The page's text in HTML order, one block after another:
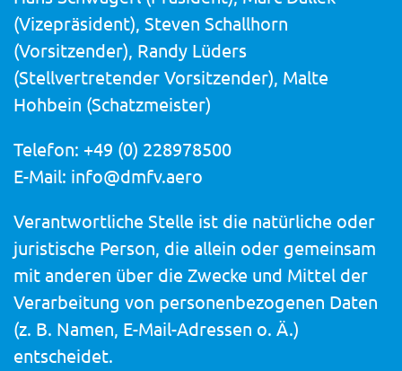
(Vizepräsident), Steven Schallhorn
(Vorsitzender), Randy Lüders
(Stellvertretender Vorsitzender), Malte
Hohbein (Schatzmeister)
Telefon: +49 (0) 228978500
E-Mail: info@dmfv.aero
Verantwortliche Stelle ist die natürliche oder
juristische Person, die allein oder gemeinsam
mit anderen über die Zwecke und Mittel der
Verarbeitung von personenbezogenen Daten
(z. B. Namen, E-Mail-Adressen o. Ä.)
entscheidet.